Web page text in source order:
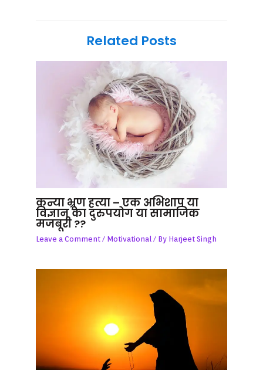
Related Posts
कन्या भ्रूण हत्या – एक अभिशाप या
विज्ञान का दुरुपयोग या सामाजिक
मजबूरी ??
Leave a Comment / Motivational / By Harjeet Singh